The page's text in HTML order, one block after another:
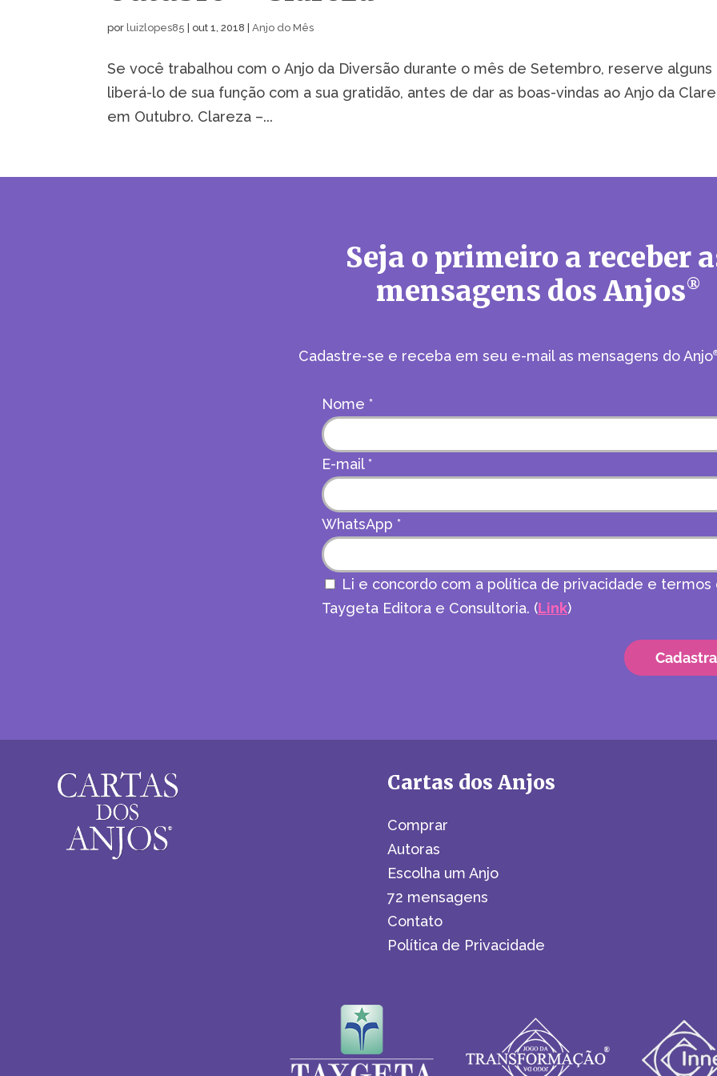
por luizlopes85 |out 1, 2018 |Anjo do Mês
Se você trabalhou com o Anjo da Diversão durante o mês de Setembro, reserve
liberá-lo de sua função com a sua gratidão, antes de dar as boas-vindas ao Anjo da
em Outubro. Clareza –...
Seja o primeiro a receber
mensagens dos Anjos®
Cadastre-se e receba em seu e-mail as mensagens do Anjo
Nome *
E-mail*
WhatsApp *
Li e concordo com a política de privacidade e termos
Taygeta Editora e Consultoria. (Link)
Cartas dos Anjos
Comprar
Autoras
Escolha um Anjo
72 mensagens
Contato
Política de Privacidade